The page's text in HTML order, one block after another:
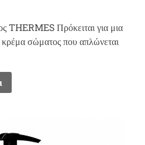
THERMES Πρόκειται για μια
κρέμα σώματος που απλώνεται